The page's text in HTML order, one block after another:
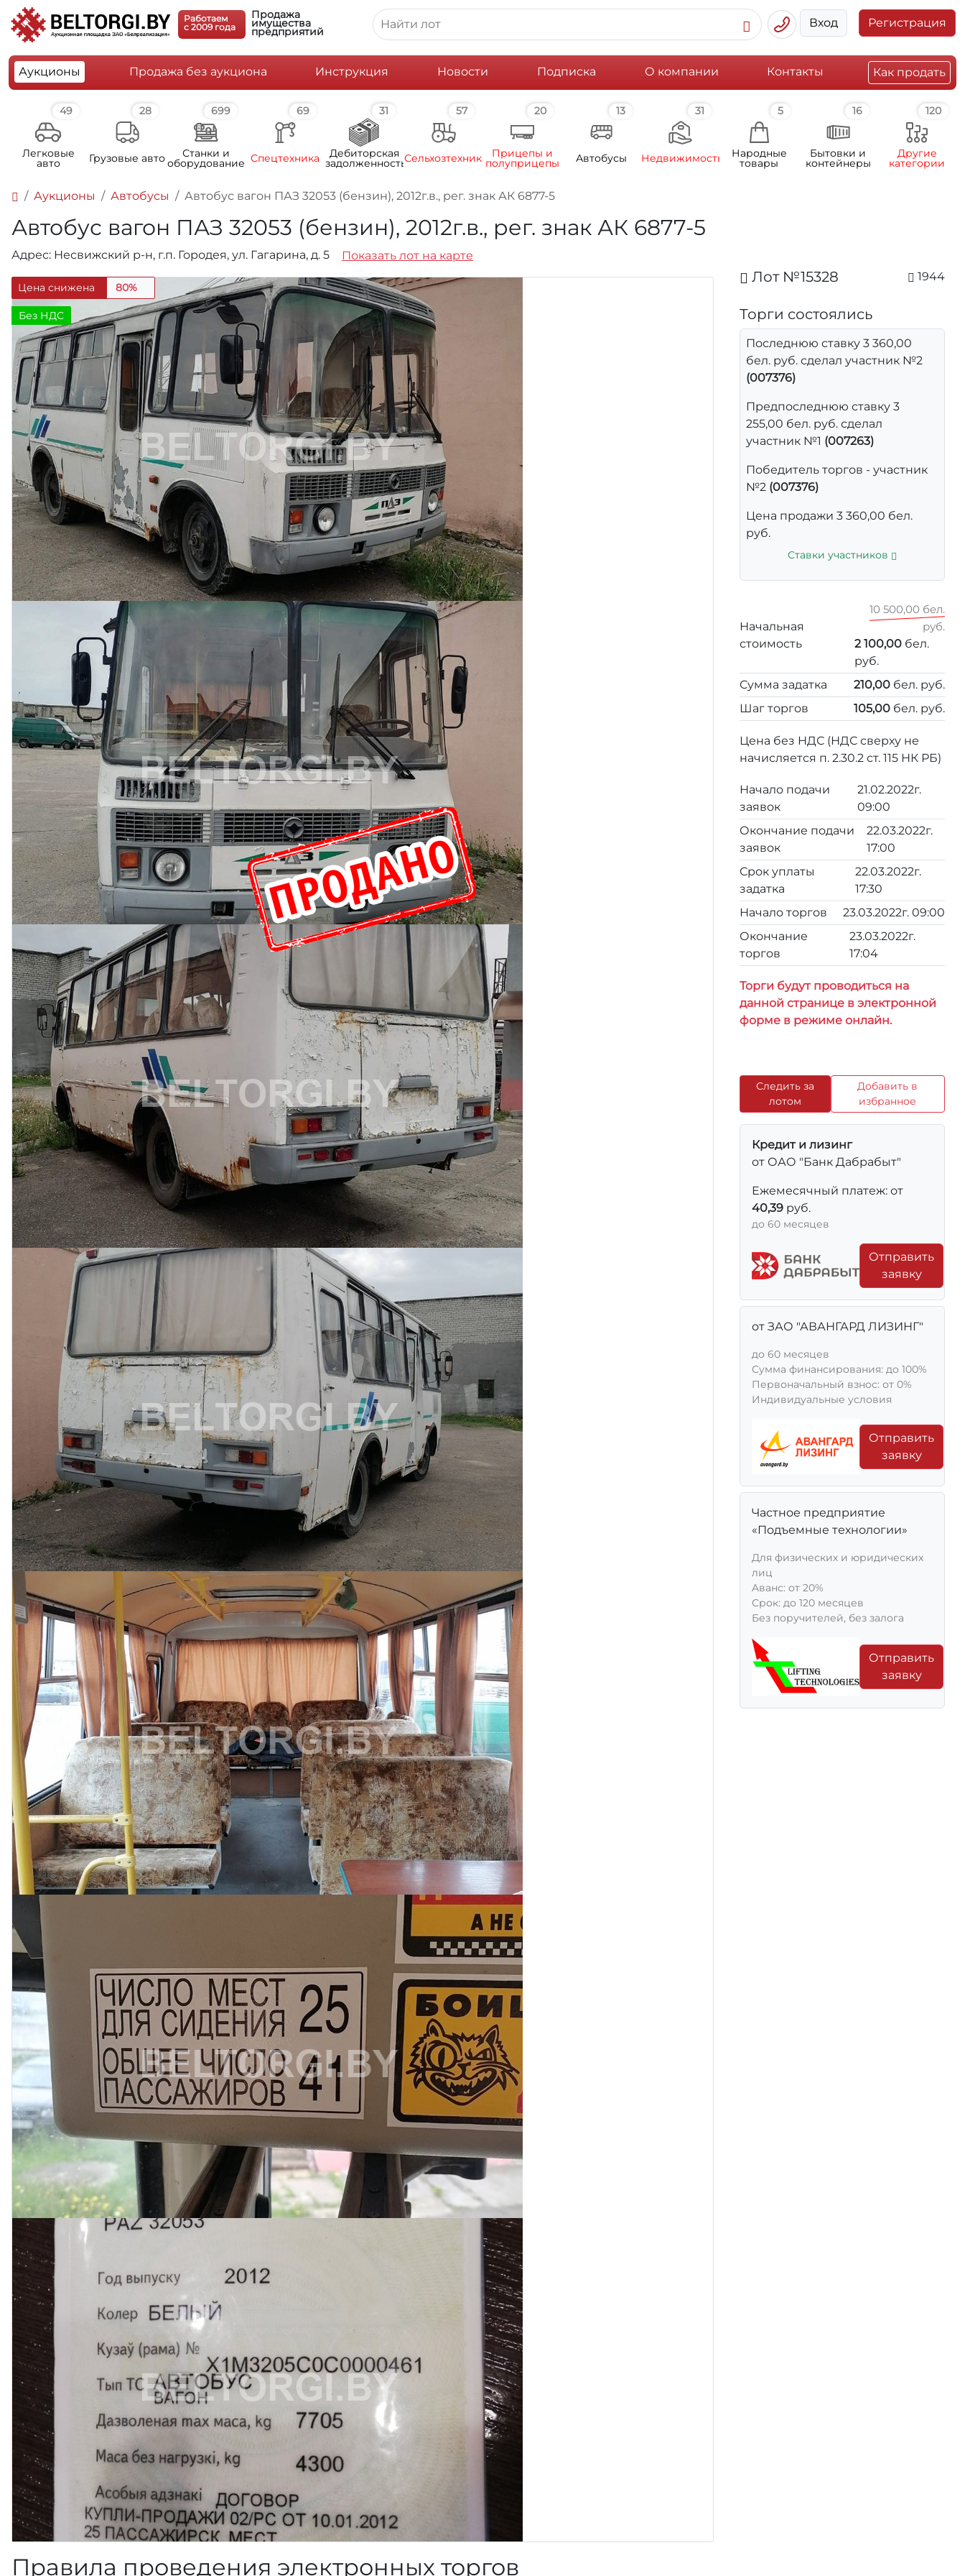
Работаем
c 2009 года
Продажа
имущества
предприятий
Вход Регистрация
Аукционы Продажа без аукциона Инструкция Новости Подписка О компании Контакты Как продать
49
Легковые
авто
28
Грузовые авто
699
Станки и
оборудование
69
Спецтехника
31
Дебиторская
задолженность
57
Сельхозтехника
20
Прицепы и
полуприцепы
13
Автобусы
31
Недвижимость
5
Народные
товары
16
Бытовки и
контейнеры
120
Другие
категории
Аукционы Автобусы Автобус вагон ПАЗ 32053 (бензин), 2012г.в., рег. знак АК 6877-5
Автобус вагон ПАЗ 32053 (бензин), 2012г.в., рег. знак АК 6877-5
Адрес: Несвижский р-н, г.п. Городея, ул. Гагарина, д. 5 Показать лот на карте
Цена снижена 80%
Без НДС
Правила проведения электронных торгов
Лот №15328 1944
Торги состоялись
Последнюю ставку 3 360,00
бел. руб. сделал участник №2
(007376)
Предпоследнюю ставку 3
255,00 бел. руб. сделал
участник №1 (007263)
Победитель торгов - участник
№2 (007376)
Цена продажи 3 360,00 бел.
руб.
Ставки участников
Начальная
стоимость
10 500,00 бел.
руб.
2 100,00 бел.
руб.
Сумма задатка
210,00 бел. руб.
Шаг торгов
105,00 бел. руб.
Цена без НДС (НДС сверху не
начисляется п. 2.30.2 ст. 115 НК РБ)
Начало подачи
заявок
21.02.2022г.
09:00
Окончание подачи
заявок
22.03.2022г.
17:00
Срок уплаты
задатка
22.03.2022г.
17:30
Начало торгов
23.03.2022г. 09:00
Окончание
торгов
23.03.2022г.
17:04
Торги будут проводиться на
данной странице в электронной
форме в режиме онлайн.
Следить за
лотом
Добавить в
избранное
Кредит и лизинг
от ОАО "Банк Дабрабыт"
Ежемесячный платеж: от
40,39 руб.
до 60 месяцев
Отправить
заявку
от ЗАО "АВАНГАРД ЛИЗИНГ"
до 60 месяцев
Сумма финансирования: до 100%
Первоначальный взнос: от 0%
Индивидуальные условия
Отправить
заявку
Частное предприятие
«Подъемные технологии»
Для физических и юридических
лиц
Aванс: от 20%
Срок: до 120 месяцев
Без поручителей, без залога
Отправить
заявку